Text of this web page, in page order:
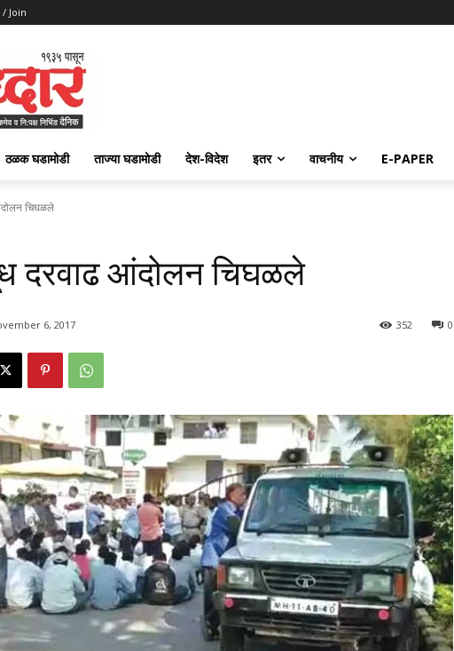
/ Join
ठळक घडामोडी ताज्या घडामोडी देश-विदेश इतर वाचनीय E-PAPER
चिघळले
दरवाढ आंदोलन चिघळले
6, 2017 0
352